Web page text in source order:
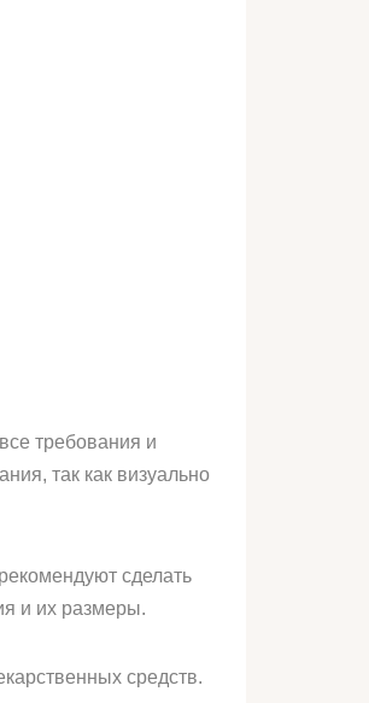
требования и
так как визуально
сделать
и их размеры.
средств.